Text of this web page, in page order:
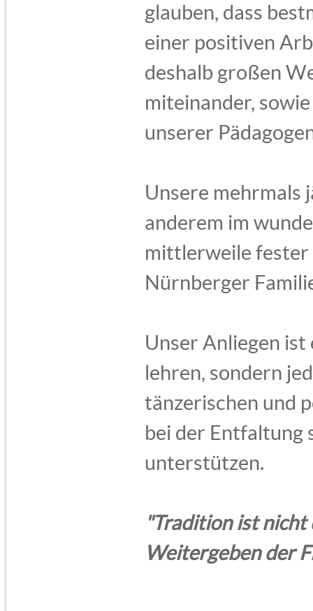
glauben, dass
einer positiven
deshalb großen
miteinander,
unserer
Unsere mehrmals
anderem im
mittlerweile fester
Nürnberger
Unser Anliegen ist
lehren, sondern
tänzerischen und
bei der Entfaltung
unterstützen.
"Tradition ist nicht
Weitergeben der